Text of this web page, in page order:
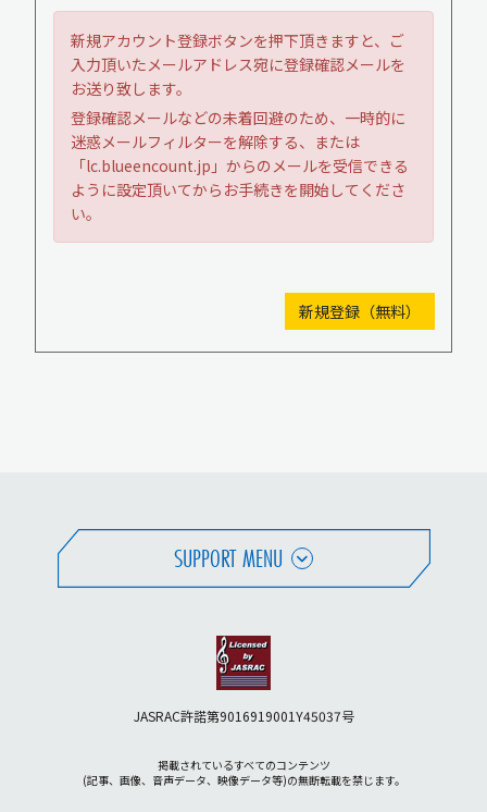
新規アカウント登録ボタンを押下頂きますと、ご
入力頂いたメールアドレス宛に登録確認メールを
お送り致します。
登録確認メールなどの未着回避のため、一時的に
迷惑メールフィルターを解除する、または
「lc.blueencount.jp」からのメールを受信できる
ように設定頂いてからお手続きを開始してくださ
い。
SUPPORT MENU
JASRAC許諾第9016919001Y45037号
掲載されているすべてのコンテンツ
(記事、画像、音声データ、映像データ等)の無断転載を禁じます。